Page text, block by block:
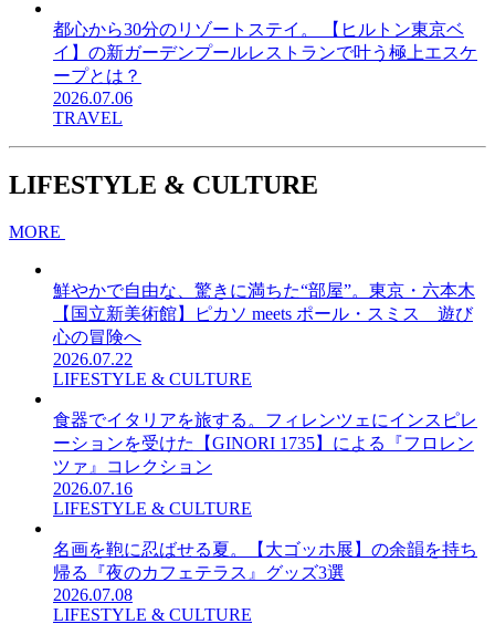
都心から30分のリゾートステイ。 【ヒルトン東京ベ
イ】の新ガーデンプールレストランで叶う極上エスケ
ープとは？
2026.07.06
TRAVEL
LIFESTYLE & CULTURE
MORE
鮮やかで自由な、驚きに満ちた“部屋”。東京・六本木
【国立新美術館】ピカソ meets ポール・スミス 遊び
心の冒険へ
2026.07.22
LIFESTYLE & CULTURE
食器でイタリアを旅する。フィレンツェにインスピレ
ーションを受けた【GINORI 1735】による『フロレン
ツァ』コレクション
2026.07.16
LIFESTYLE & CULTURE
名画を鞄に忍ばせる夏。【大ゴッホ展】の余韻を持ち
帰る『夜のカフェテラス』グッズ3選
2026.07.08
LIFESTYLE & CULTURE